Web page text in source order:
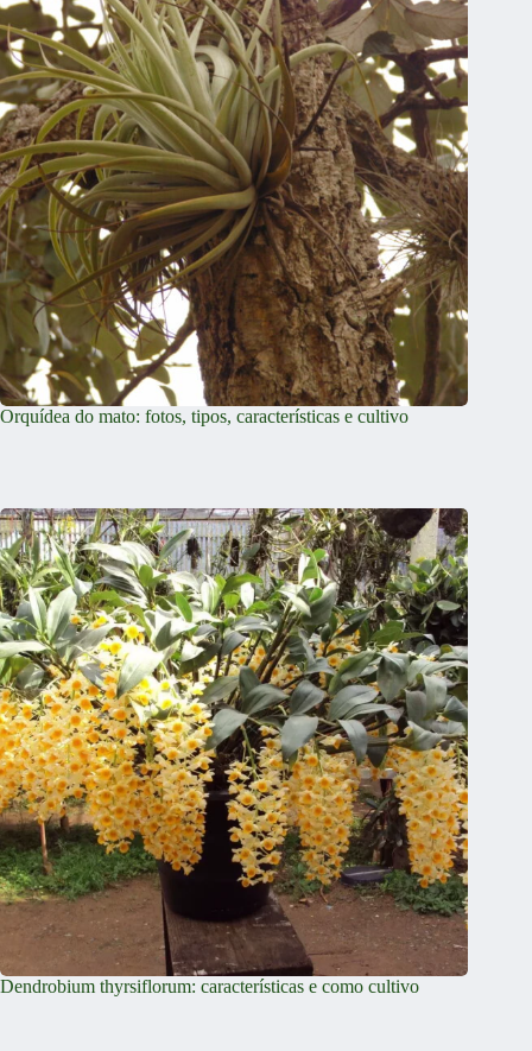
Orquídea do mato: fotos, tipos, características e cultivo
Dendrobium thyrsiflorum: características e como cultivo